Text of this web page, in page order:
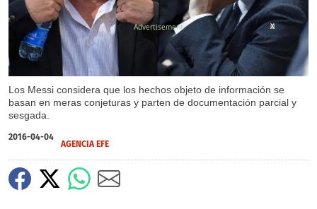
Los Messi considera que los hechos objeto de información se
basan en meras conjeturas y parten de documentación parcial y
sesgada.
X
2016-04-04
AGENCIA EFE